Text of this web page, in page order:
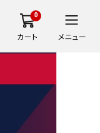
0
カート メニュー